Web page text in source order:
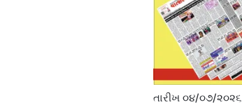
તારીખ ૦૪/૦૭/૨૦૨૬